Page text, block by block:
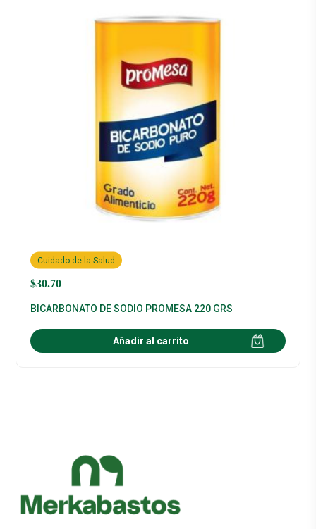
$30.70
Cuidado de la Salud
BICARBONATO DE SODIO PROMESA 220 GRS
Añadir al carrito